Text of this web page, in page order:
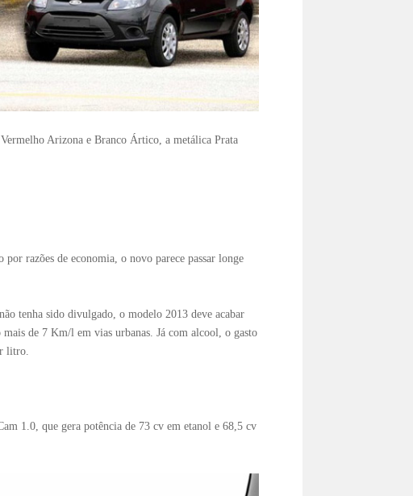
Arizona e Branco Ártico, a metálica Prata
razões de economia, o novo parece passar longe
tenha sido divulgado, o modelo 2013 deve acabar
de 7 Km/l em vias urbanas. Já com alcool, o gasto
litro.
1.0, que gera potência de 73 cv em etanol e 68,5 cv